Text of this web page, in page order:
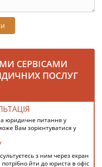
СЕРВІСАМИ
ПОСЛУГ
юридичне питання у
Вам зорієнтуватися у
з ним через екран
йти до юриста в офіс